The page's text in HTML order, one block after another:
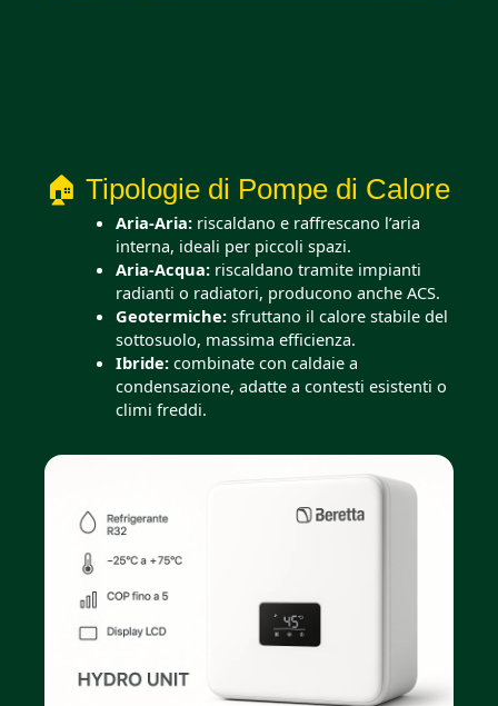
🏠 Tipologie di Pompe di Calore
Aria-Aria:riscaldano e raffrescano l’aria
interna, ideali per piccoli spazi.
Aria-Acqua:riscaldano tramite impianti
radianti o radiatori, producono anche ACS.
Geotermiche:sfruttano il calore stabile del
sottosuolo, massima efficienza.
Ibride:combinate con caldaie a
condensazione, adatte a contesti esistenti o
climi freddi.